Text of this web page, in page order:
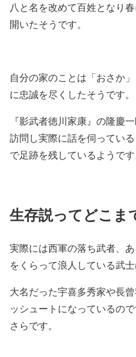
八と名を改めて百姓となり
開いたそうです。
自分の家のことは「おさか
に忠誠を尽くしたそうです。
『影武者徳川家康』の隆慶
訪問し実際に話を伺ってい
で足跡を残しているようです
生存説ってどこま
実際には西軍の落ち武者、
をくらって浪人している武士
大名だった宇喜多秀家や長
ッシュートになっているの
さらです。